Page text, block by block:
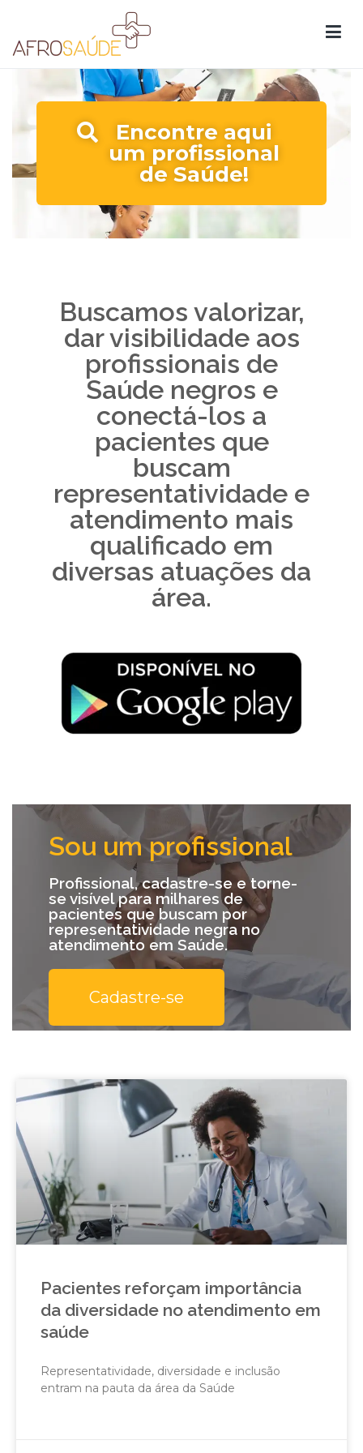
AfroSaúde
Encontre aqui
um profissional
de Saúde!
Buscamos valorizar,
dar visibilidade aos
profissionais de
Saúde negros e
conectá-los a
pacientes que
buscam
representatividade e
atendimento mais
qualificado em
diversas atuações da
área.
Sou um profissional
Profissional, cadastre-se e torne-
se visível para milhares de
pacientes que buscam por
representatividade negra no
atendimento em Saúde.
Cadastre-se
Pacientes reforçam importância
da diversidade no atendimento em
saúde
Representatividade, diversidade e inclusão
entram na pauta da área da Saúde